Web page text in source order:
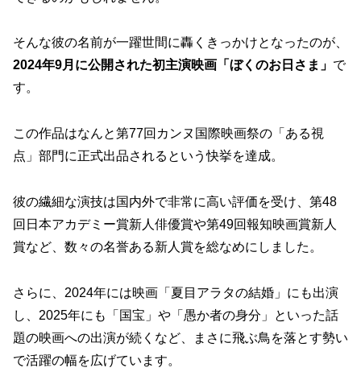
そんな彼の名前が一躍世間に轟くきっかけとなったのが、
2024年9月に公開された初主演映画「ぼくのお日さま」 で
す。
この作品はなんと第77回カンヌ国際映画祭の「ある視
点」部門に正式出品されるという快挙を達成。
彼の繊細な演技は国内外で非常に高い評価を受け、第48
回日本アカデミー賞新人俳優賞や第49回報知映画賞新人
賞など、数々の名誉ある新人賞を総なめにしました。
さらに、2024年には映画「夏目アラタの結婚」にも出演
し、2025年にも「国宝」や「愚か者の身分」といった話
題の映画への出演が続くなど、まさに飛ぶ鳥を落とす勢い
で活躍の幅を広げています。